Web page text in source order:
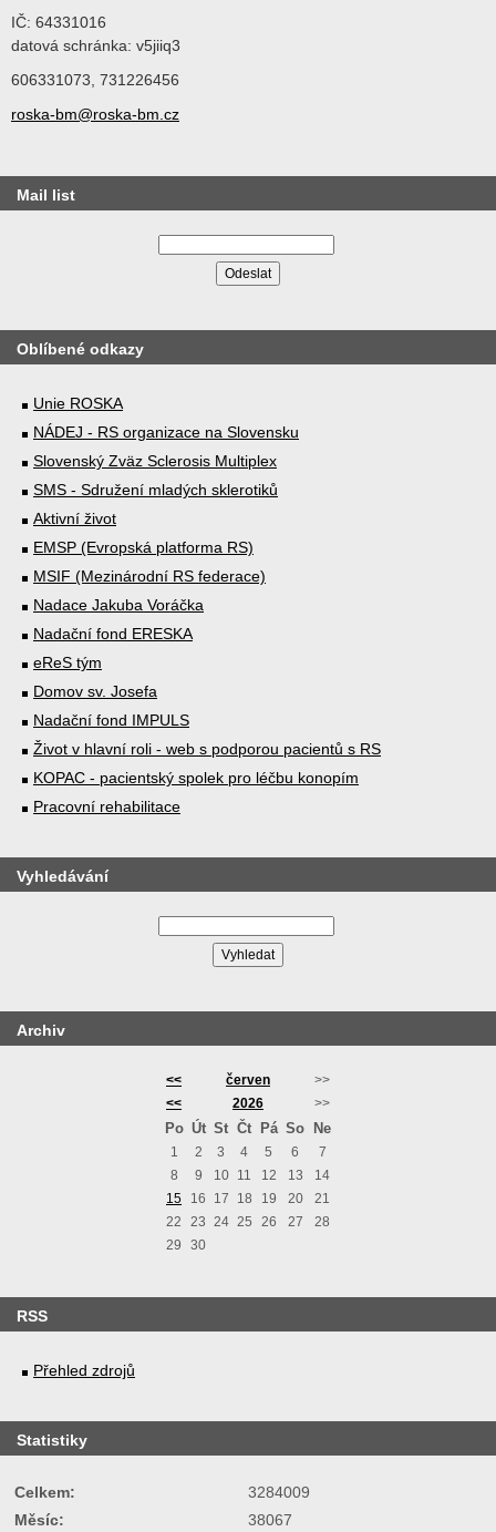
IČ: 64331016
datová schránka: v5jiiq3
606331073, 731226456
roska-bm@roska-bm.cz
Mail list
Oblíbené odkazy
Unie ROSKA
NÁDEJ - RS organizace na Slovensku
Slovenský Zväz Sclerosis Multiplex
SMS - Sdružení mladých sklerotiků
Aktivní život
EMSP (Evropská platforma RS)
MSIF (Mezinárodní RS federace)
Nadace Jakuba Voráčka
Nadační fond ERESKA
eReS tým
Domov sv. Josefa
Nadační fond IMPULS
Život v hlavní roli - web s podporou pacientů s RS
KOPAC - pacientský spolek pro léčbu konopím
Pracovní rehabilitace
Vyhledávání
Archiv
<< červen
>>
<<
2026 >>
Po Út St Čt Pá So Ne
1 2 3 4 5 6
7
8
9 10 11 12 13
14
15
16 17 18 19 20
21
22
23 24 25 26 27
28
29
30
RSS
Přehled zdrojů
Statistiky
Celkem:
3284009
Měsíc:
38067